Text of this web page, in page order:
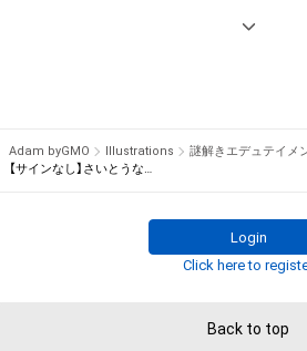
アイテムの保有者が有する権利」の範囲
権を侵害するおそれのある行為(改変、
に反する利用またはその恐れのある利用
このアイテムに関するお問い合わせ先
一般社団法人謎解きエデュテイメント協
私たちは”楽しみながら学ぶ”をコンセ
社名にもある「エデュテイメント」とは、
ら欧米を中心に広がり、日本でも少し
代社会においては、さまざまな社会問題
Adam byGMO Illustrations
【サインなし】さいとうなおき描き下ろしフルカラーイラスト（巨大怪獣ポリマドンの謎）
Login
Click here to
Back to top